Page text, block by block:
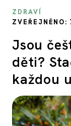
ZDRAVÍ
ZVEŘEJNĚNO:
Jsou
děti?
každou